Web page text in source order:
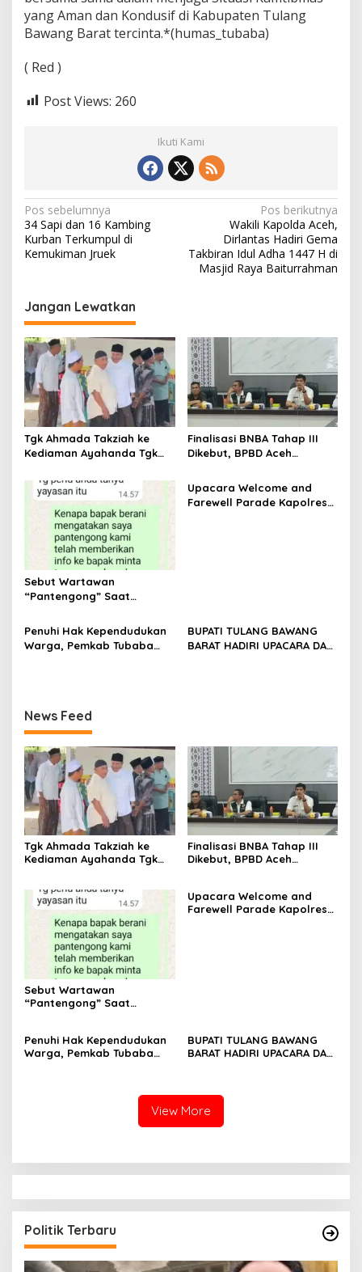
yang Aman dan Kondusif di Kabupaten Tulang
Bawang Barat tercinta.*(humas_tubaba)
( Red )
Post Views: 260
Ikuti Kami
N
a
v
g
a
s
i
p
o
s
Pos sebelumnya
34 Sapi dan 16 Kambing
Kurban Terkumpul di
Kemukiman Jruek
Pos berikutnya
Wakili Kapolda Aceh,
Dirlantas Hadiri Gema
Takbiran Idul Adha 1447 H di
Masjid Raya Baiturrahman
Jangan Lewatkan
Tgk Ahmada Takziah ke
Kediaman Ayahanda Tgk
Finalisasi BNBA Tahap III
Dikebut, BPBD Aceh
Penghulu untuk Vervali
Stimulan Rumah
Sebut Wartawan
“Pantengong” Saat
Diduga Langgar Hukum &
Etika, DPR‑Provinsi,
Gubernur dan PLLDA
Upacara Welcome and
Farewell Parade Kapolres
Penuhi Hak Kependudukan
Warga, Pemkab Tubaba
BUPATI TULANG BAWANG
BARAT HADIRI UPACARA DAN
News Feed
Tgk Ahmada Takziah ke
Kediaman Ayahanda Tgk
Finalisasi BNBA Tahap III
Dikebut, BPBD Aceh
Stimulan Rumah
Sebut Wartawan
“Pantengong” Saat
Etika, DPR‑Provinsi,
Gubernur dan PLLDA
Upacara Welcome and
Farewell Parade Kapolres
Penuhi Hak Kependudukan
Warga, Pemkab Tubaba
BUPATI TULANG BAWANG
BARAT HADIRI UPACARA DAN
View More
Politik Terbaru